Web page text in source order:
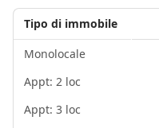
Tipo di immobile
Monolocale
Appt: 2 loc
Appt: 3 loc